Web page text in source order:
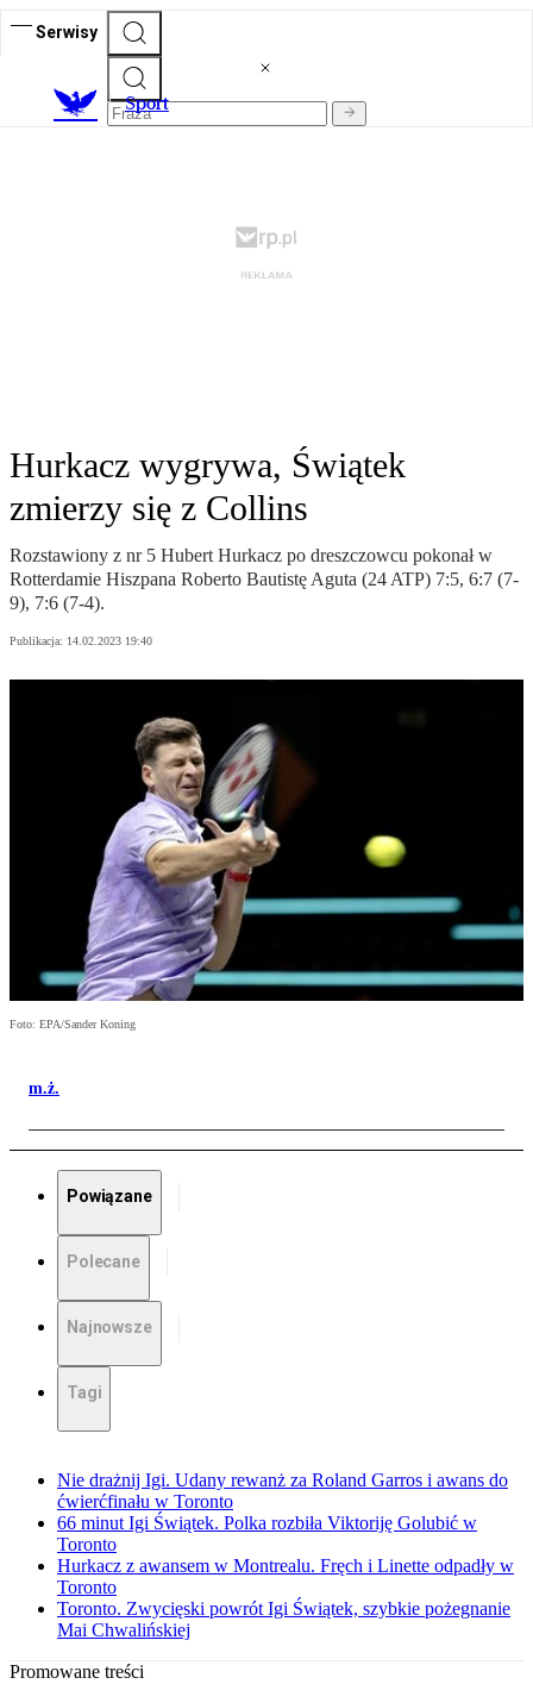
Serwisy
Sport
Hurkacz wygrywa, Świątek
zmierzy się z Collins
Rozstawiony z nr 5 Hubert Hurkacz po dreszczowcu pokonał w
Rotterdamie Hiszpana Roberto Bautistę Aguta (24 ATP) 7:5, 6:7 (7-
9), 7:6 (7-4).
Publikacja: 14.02.2023 19:40
Foto: EPA/Sander Koning
m.ż.
Powiązane
Polecane
Najnowsze
Tagi
Nie drażnij Igi. Udany rewanż za Roland Garros i awans do
ćwierćfinału w Toronto
66 minut Igi Świątek. Polka rozbiła Viktoriję Golubić w
Toronto
Hurkacz z awansem w Montrealu. Fręch i Linette odpadły w
Toronto
Toronto. Zwycięski powrót Igi Świątek, szybkie pożegnanie
Mai Chwalińskiej
Promowane treści